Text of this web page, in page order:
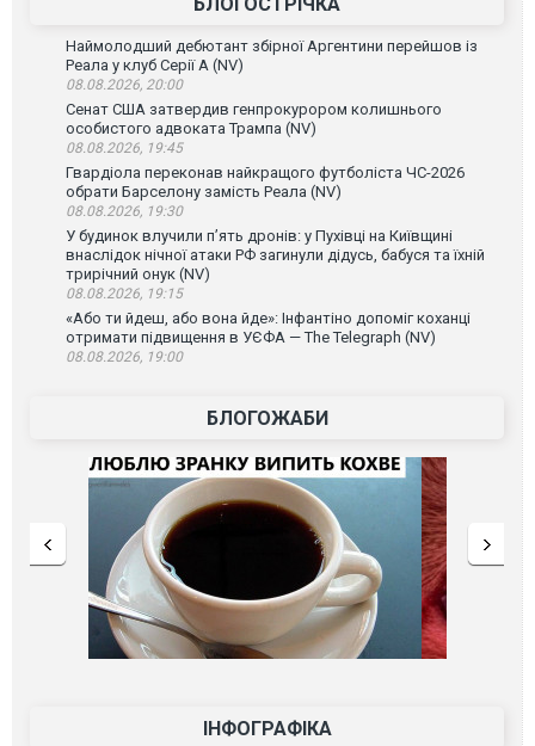
Наймолодший дебютант збірної Аргентини перейшов із
Реала у клуб Серії А (NV)
08.08.2026, 20:00
Сенат США затвердив генпрокурором колишнього
особистого адвоката Трампа (NV)
08.08.2026, 19:45
Гвардіола переконав найкращого футболіста ЧС-2026
обрати Барселону замість Реала (NV)
08.08.2026, 19:30
У будинок влучили п’ять дронів: у Пухівці на Київщині
внаслідок нічної атаки РФ загинули дідусь, бабуся та їхній
трирічний онук (NV)
08.08.2026, 19:15
«Або ти йдеш, або вона йде»: Інфантіно допоміг коханці
отримати підвищення в УЄФА — The Telegraph (NV)
08.08.2026, 19:00
БЛОГОЖАБИ
ІНФОГРАФІКА